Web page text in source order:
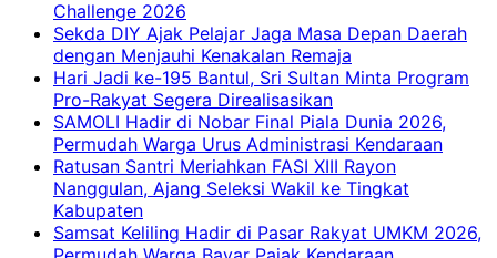
Challenge 2026
Sekda DIY Ajak Pelajar Jaga Masa Depan Daerah
dengan Menjauhi Kenakalan Remaja
Hari Jadi ke-195 Bantul, Sri Sultan Minta Program
Pro-Rakyat Segera Direalisasikan
SAMOLI Hadir di Nobar Final Piala Dunia 2026,
Permudah Warga Urus Administrasi Kendaraan
Ratusan Santri Meriahkan FASI XIII Rayon
Nanggulan, Ajang Seleksi Wakil ke Tingkat
Kabupaten
Samsat Keliling Hadir di Pasar Rakyat UMKM 2026,